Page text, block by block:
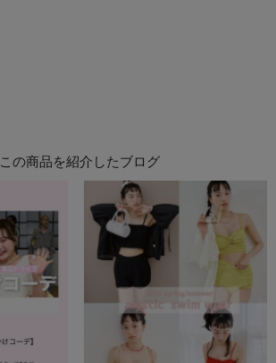
この商品を紹介したブログ